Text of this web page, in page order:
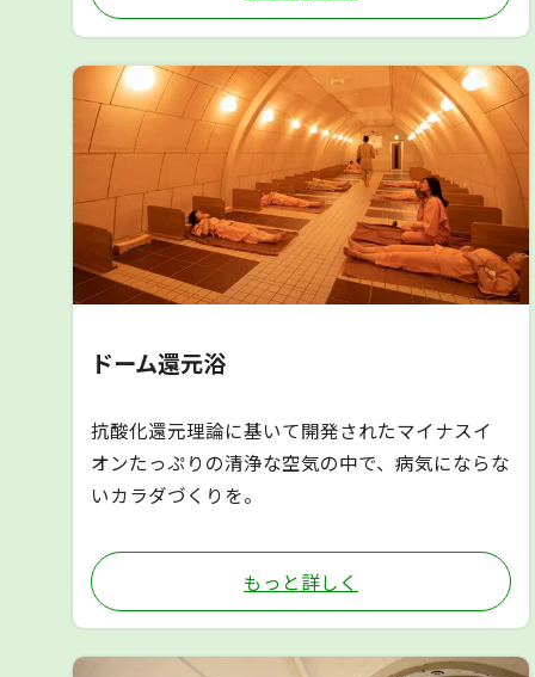
ドーム還元浴
抗酸化還元理論に基いて開発されたマイナスイ
オンたっぷりの清浄な空気の中で、病気にならな
いカラダづくりを。
もっと詳しく